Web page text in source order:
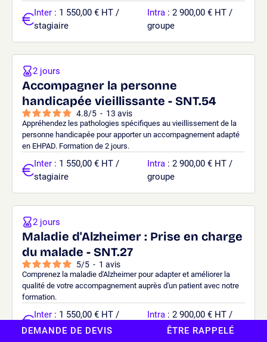
Inter : 1 550,00 € HT /
stagiaire
Intra : 2 900,00 € HT /
groupe
Accompagner la personne
handicapée vieillissante - SNT.54
4.8/5 - 13 avis
Appréhendez les pathologies spécifiques au vieillissement de la
personne handicapée pour apporter un accompagnement adapté
en EHPAD. Formation de 2 jours.
2 jours
Inter : 1 550,00 € HT /
stagiaire
Intra : 2 900,00 € HT /
groupe
Maladie d'Alzheimer : Prise en charge
du malade - SNT.27
5/5 - 1 avis
Comprenez la maladie d'Alzheimer pour adapter et améliorer la
qualité de votre accompagnement auprès d'un patient avec notre
formation.
2 jours
Inter : 1 550,00 € HT /
stagiaire
Intra : 2 900,00 € HT /
groupe
DEMANDE DE DEVIS ÊTRE RAPPELÉ